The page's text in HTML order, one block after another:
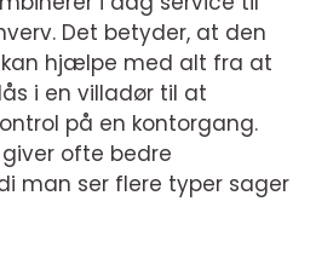
Det betyder, at den
hjælpe med alt fra at
i en villadør til at
på en kontorgang.
ofte bedre
man ser flere typer sager